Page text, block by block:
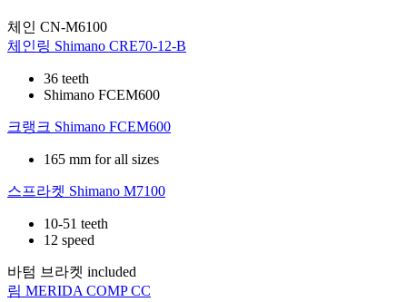
체인 CN-M6100
체인링 Shimano CRE70-12-B
36 teeth
Shimano FCEM600
크랭크 Shimano FCEM600
165 mm for all sizes
스프라켓 Shimano M7100
10-51 teeth
12 speed
바텀 브라켓 included
림 MERIDA COMP CC